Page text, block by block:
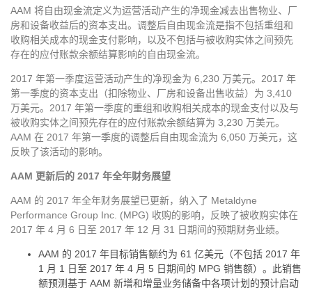
AAM 将自由现金流定义为运营活动产生的净现金减去出售物业、厂
房和设备收益后的资本支出。调整后自由现金流是指不包括重组和
收购相关成本的现金支付影响，以及不包括与被收购实体之间预先
存在的应付账款余额结算影响的自由现金流。
2017 年第一季度运营活动产生的净现金为 6,230 万美元。2017 年
第一季度的资本支出（扣除物业、厂房和设备出售收益）为 3,410
万美元。2017 年第一季度的重组和收购相关成本的现金支付以及与
被收购实体之间预先存在的应付账款余额结算为 3,230 万美元。
AAM 在 2017 年第一季度的调整后自由现金流为 6,050 万美元，这
反映了该活动的影响。
AAM 更新后的 2017 年全年财务展望
AAM 的 2017 年全年财务展望已更新，纳入了 Metaldyne
Performance Group Inc. (MPG) 收购的影响，反映了被收购实体在
2017 年 4 月 6 日至 2017 年 12 月 31 日期间的预期财务业绩。
AAM 的 2017 年目标销售额约为 61 亿美元（不包括 2017 年
1 月 1 日至 2017 年 4 月 5 日期间的 MPG 销售额）。此销售
额预测基于 AAM 新增和增量业务储备中各项计划的预计启动